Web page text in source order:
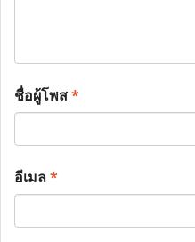
ชื่อผู้โพส*
อีเมล*